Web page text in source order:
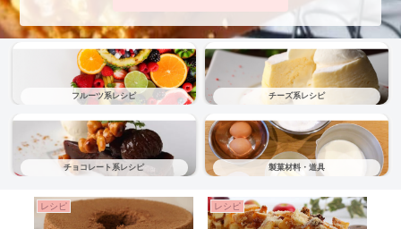
フルーツ系レシピ チーズ系レシピ
チョコレート系レシピ 製菓材料・道具
レシピ レシピ